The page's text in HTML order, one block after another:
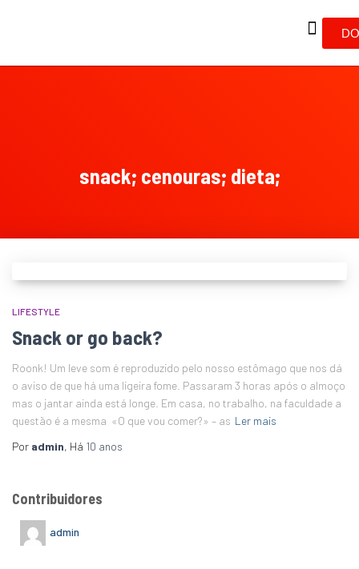
snack; cenouras; dieta;
LIFESTYLE
Snack or go back?
­Roonk! Um leve som é reproduzido pelo nosso estômago que nos dá
o aviso de que há uma ligeira fome. Passaram 3 horas após o almoço
mas o jantar ainda está longe. Em casa, no trabalho, na faculdade a
questão é a mesma ­ «O que vou comer?» – as Ler mais
Por admin, Há 10 anos
Contribuidores
admin